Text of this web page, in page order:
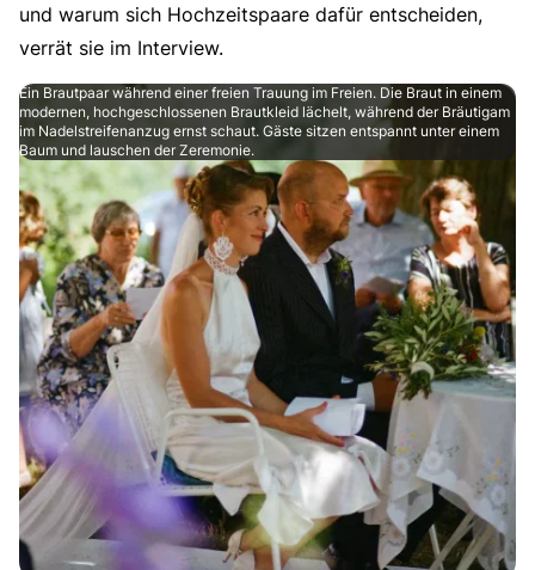
und warum sich Hochzeitspaare dafür entscheiden,
verrät sie im Interview.
Ein Brautpaar während einer freien Trauung im Freien. Die Braut in einem
modernen, hochgeschlossenen Brautkleid lächelt, während der Bräutigam
im Nadelstreifenanzug ernst schaut. Gäste sitzen entspannt unter einem
Baum und lauschen der Zeremonie.